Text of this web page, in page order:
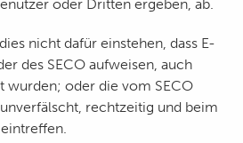
oder Dritten ergeben, ab.
nicht dafür einstehen, dass E-
des SECO aufweisen, auch
wurden; oder die vom SECO
rechtzeitig und beim